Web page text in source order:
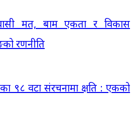
मत, बाम एकता र विकास
रणनीति
९८ वटा संरचनामा क्षति : एकको